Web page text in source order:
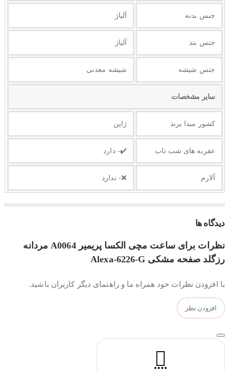
جنس بدنه آلیاژ
جنس بند آلیاژ
جنس شیشه شیشه معدنی
ساير مشخصات
کشور مبدا برند ژاپن
عقربه های شب تاب ✔️- دارد
آلارم ❌- ندارد
دیدگاه ها
نظرات برای ساعت مچی الکسا پریمیر A0064 مردانه
رزگلد صفحه مشکی Alexa-6226-G
با افزودن نظرات خود همراه ما و راهنمای دیگر کاربران باشید.
افزودن نظر